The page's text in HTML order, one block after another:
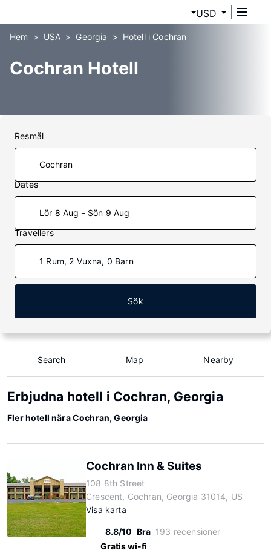
USD
Hem USA Georgia Hotell i Cochran
Cochran Hotell
Resmål
Dates
Lör 8 Aug - Sön 9 Aug
Travellers
1 Rum, 2 Vuxna, 0 Barn
Sök
Search Map Nearby
Erbjudna hotell i Cochran, Georgia
Fler hotell nära Cochran, Georgia
Cochran Inn & Suites
108 8th Street
Crescent, Cochran, Georgia 31014, US
Visa karta
8.8/10 Bra 193 recensioner
Gratis wi-fi